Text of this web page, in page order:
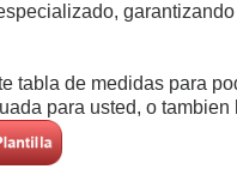
tabla de medidas para
para usted, o tambien